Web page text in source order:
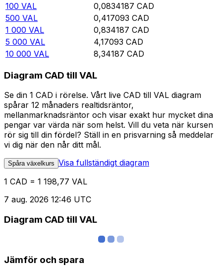
100 VAL 0,0834187 CAD
500 VAL 0,417093 CAD
1 000 VAL 0,834187 CAD
5 000 VAL 4,17093 CAD
10 000 VAL 8,34187 CAD
Diagram CAD till VAL
Se din 1 CAD i rörelse. Vårt live CAD till VAL diagram
spårar 12 månaders realtidsräntor,
mellanmarknadsräntor och visar exakt hur mycket dina
pengar var värda när som helst. Vill du veta när kursen
rör sig till din fördel? Ställ in en prisvarning så meddelar
vi dig när den når ditt mål.
Spåra växelkurs Visa fullständigt diagram
1 CAD = 1 198,77 VAL
7 aug. 2026 12:46 UTC
Diagram CAD till VAL
Jämför och spara